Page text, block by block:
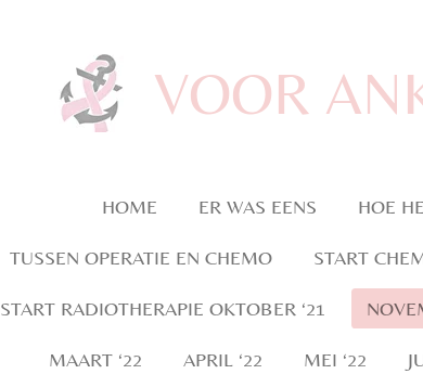
VOOR
HOME ER WAS EENS HOE
TUSSEN OPERATIE EN CHEMO START
START RADIOTHERAPIE OKTOBER ‘21
MAART ‘22 APRIL ‘22 MEI ‘22